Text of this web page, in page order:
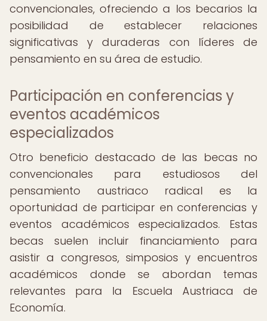
convencionales, ofreciendo a los becarios la
posibilidad de establecer relaciones
significativas y duraderas con líderes de
pensamiento en su área de estudio.
Participación en conferencias y
eventos académicos
especializados
Otro beneficio destacado de las becas no
convencionales para estudiosos del
pensamiento austriaco radical es la
oportunidad de participar en conferencias y
eventos académicos especializados. Estas
becas suelen incluir financiamiento para
asistir a congresos, simposios y encuentros
académicos donde se abordan temas
relevantes para la Escuela Austriaca de
Economía.